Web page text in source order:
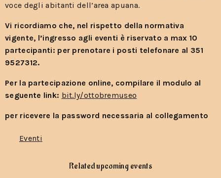
voce degli abitanti dell’area apuana.
Vi ricordiamo che, nel rispetto della normativa
vigente, l’ingresso agli eventi è riservato a max 10
partecipanti: per prenotare i posti telefonare al 351
9527312.
Per la partecipazione online, compilare il modulo al
seguente link: bit.ly/ottobremuseo
per ricevere la password necessaria al collegamento
Eventi
Related upcoming events